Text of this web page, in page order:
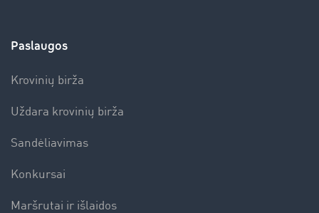
Paslaugos
Krovinių birža
Uždara krovinių birža
Sandėliavimas
Konkursai
Maršrutai ir išlaidos